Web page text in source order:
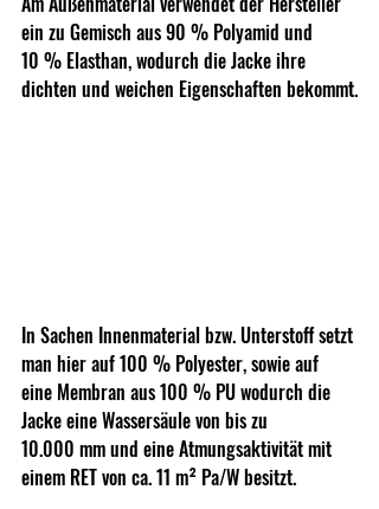
ein zu Gemisch aus 90 % Polyamid und
10 % Elasthan, wodurch die Jacke ihre
dichten und weichen Eigenschaften bekommt.
In Sachen Innenmaterial bzw. Unterstoff setzt
man hier auf 100 % Polyester, sowie auf
eine Membran aus 100 % PU wodurch die
Jacke eine Wassersäule von bis zu
10.000 mm und eine Atmungsaktivität mit
einem RET von ca. 11 m² Pa/W besitzt.